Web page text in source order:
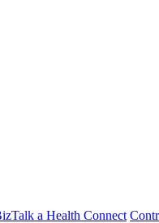
a Health Connect